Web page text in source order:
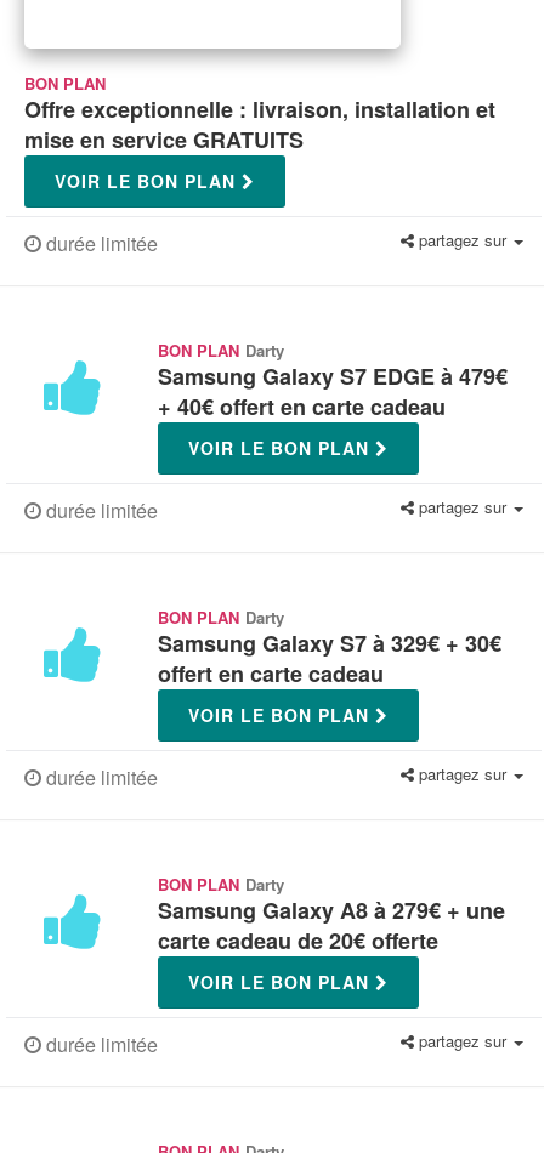
BON PLAN
Offre exceptionnelle : livraison, installation et
mise en service GRATUITS
VOIR LE BON PLAN
durée limitée partagez sur
BON PLAN Darty
Samsung Galaxy S7 EDGE à 479€
+ 40€ offert en carte cadeau
VOIR LE BON PLAN
durée limitée partagez sur
BON PLAN Darty
Samsung Galaxy S7 à 329€ + 30€
offert en carte cadeau
VOIR LE BON PLAN
durée limitée partagez sur
BON PLAN Darty
Samsung Galaxy A8 à 279€ + une
carte cadeau de 20€ offerte
VOIR LE BON PLAN
durée limitée partagez sur